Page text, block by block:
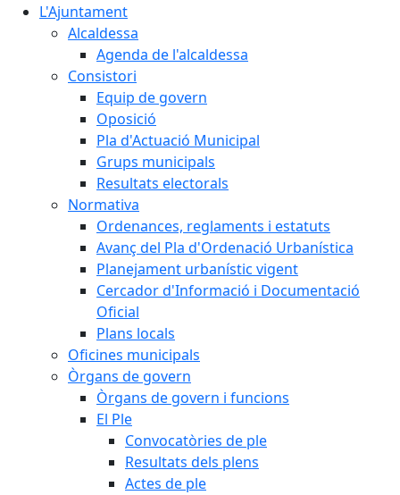
L'Ajuntament
Alcaldessa
Agenda de l'alcaldessa
Consistori
Equip de govern
Oposició
Pla d'Actuació Municipal
Grups municipals
Resultats electorals
Normativa
Ordenances, reglaments i estatuts
Avanç del Pla d'Ordenació Urbanística
Planejament urbanístic vigent
Cercador d'Informació i Documentació
Oficial
Plans locals
Oficines municipals
Òrgans de govern
Òrgans de govern i funcions
El Ple
Convocatòries de ple
Resultats dels plens
Actes de ple